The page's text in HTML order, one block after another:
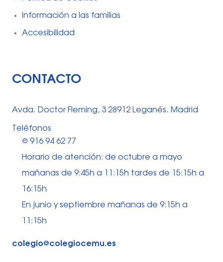
Información a las familias
Accesibilidad
CONTACTO
Avda. Doctor Fleming, 3 28912 Leganés. Madrid
Teléfonos
⅛ 916 94 62 77
Horario de atención: de octubre a mayo
mañanas de 9:45h a 11:15h tardes de 15:15h a
16:15h
En junio y septiembre mañanas de 9:15h a
11:15h
colegio⅛colegiocemu.es